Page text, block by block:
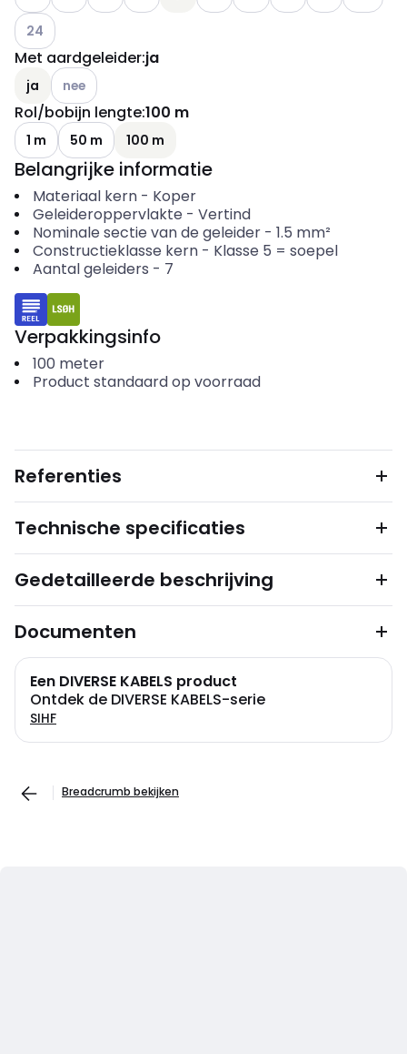
Andere varianten (Huidige combinatie niet mogelijk)
24
Met aardgeleider:ja
ja Andere varianten (Huidige combinatie niet mogelijk)
nee
Rol/bobijn lengte:100 m
1 m 50 m 100 m
Belangrijke informatie
Materiaal kern- Koper
Geleideroppervlakte - Vertind
Nominale sectie van de geleider- 1.5 mm²
Constructieklasse kern- Klasse 5 = soepel
Aantal geleiders - 7
Verpakkingsinfo
100 meter
Product standaard op voorraad
Referenties
Technische specificaties
Gedetailleerde beschrijving
Documenten
Een DIVERSE KABELS product
Ontdek de DIVERSE KABELS-serie
SIHF
Breadcrumb bekijken